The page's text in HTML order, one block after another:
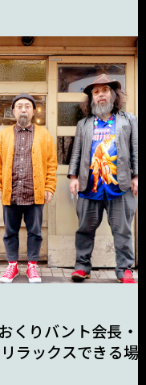
くりバント会長・
ラックスできる場